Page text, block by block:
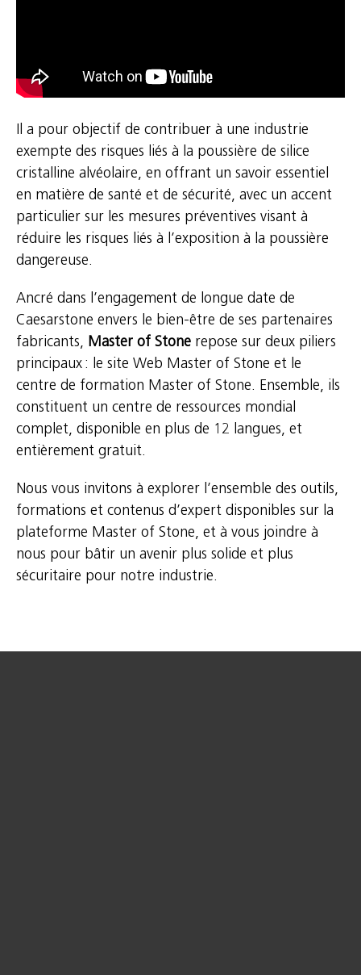
Il a pour objectif de contribuer à une industrie
exempte des risques liés à la poussière de silice
cristalline alvéolaire, en offrant un savoir essentiel
en matière de santé et de sécurité, avec un accent
particulier sur les mesures préventives visant à
réduire les risques liés à l’exposition à la poussière
dangereuse.
Ancré dans l’engagement de longue date de
Caesarstone envers le bien-être de ses partenaires
fabricants, Master of Stone repose sur deux piliers
principaux : le site Web Master of Stone et le
centre de formation Master of Stone. Ensemble, ils
constituent un centre de ressources mondial
complet, disponible en plus de 12 langues, et
entièrement gratuit.
Nous vous invitons à explorer l’ensemble des outils,
formations et contenus d’expert disponibles sur la
plateforme Master of Stone, et à vous joindre à
nous pour bâtir un avenir plus solide et plus
sécuritaire pour notre industrie.